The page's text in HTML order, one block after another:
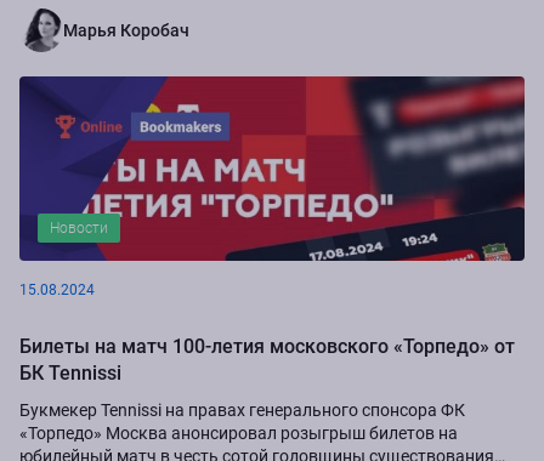
Марья Коробач
Новости
15.08.2024
Билеты на матч 100-летия московского «Торпедо» от
БК Tennissi
Букмекер Tennissi на правах генерального спонсора ФК
«Торпедо» Москва анонсировал розыгрыш билетов на
юбилейный матч в честь сотой годовщины существования